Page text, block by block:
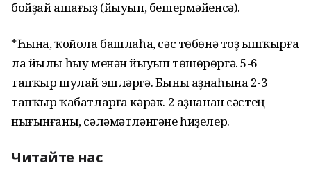
бойҙай ашағыҙ (йыуып, бешермәйенсә).
*Һына, ҡойола башлаһа, сәс төбөнә тоҙ ышҡырға
ла йылы һыу менән йыуып төшөрөргә. 5-6
тапҡыр шулай эшләргә. Быны аҙнаһына 2-3
тапҡыр ҡабатларға кәрәк. 2 аҙнанан сәстең
нығынғаны, сәләмәтләнгәне һиҙелер.
Читайте нас